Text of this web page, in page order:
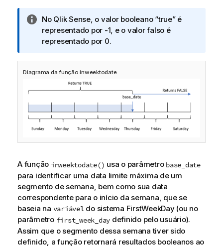
N
o
t
i
n
r
m
a
v
a
No Qlik Sense, o valor booleano “true” é
representado por -1, e o valor falso é
representado por 0.
Diagrama da função inweektodate
A função inweektodate() usa o parâmetro base_date
para identificar uma data limite máxima de um
segmento de semana, bem como sua data
correspondente para o início da semana, que se
baseia na variável do sistema FirstWeekDay (ou no
parâmetro first_week_day definido pelo usuário).
Assim que o segmento dessa semana tiver sido
definido, a função retornará resultados booleanos ao